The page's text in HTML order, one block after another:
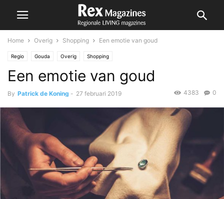
Home Overig Shopping Een emotie van goud
Regio Gouda Overig Shopping
Een emotie van goud
By Patrick de Koning - 27 februari 2019 0
4383